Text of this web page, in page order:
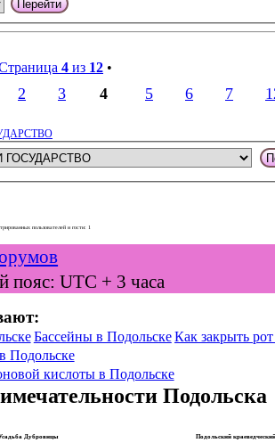
4 из 12 •
2 3 4 5 6 7
пользователей и гости: 1
пояс: UTC + 3 часа
Бассейны в ПодольскеКак закрыть
Подольске
кислоты в Подольске
Подольска
Дубровицы Подольский